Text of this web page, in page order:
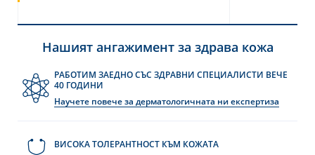
Нашият ангажимент за здрава кожа
РАБОТИМ ЗАЕДНО СЪС ЗДРАВНИ СПЕЦИАЛИСТИ ВЕЧЕ
40 ГОДИНИ
Научете повече за дерматологичната ни експертиза
ВИСОКА ТОЛЕРАНТНОСТ КЪМ КОЖАТА